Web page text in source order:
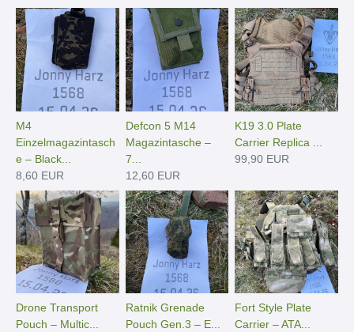
M4
Einzelmagazintasch
e – Black...
8,60 EUR
Defcon 5 M14
Magazintasche –
7...
12,60 EUR
K19 3.0 Plate
Carrier Replica ...
99,90 EUR
Drone Transport
Pouch – Multic...
Ratnik Grenade
Pouch Gen.3 – E...
Fort Style Plate
Carrier – ATA...